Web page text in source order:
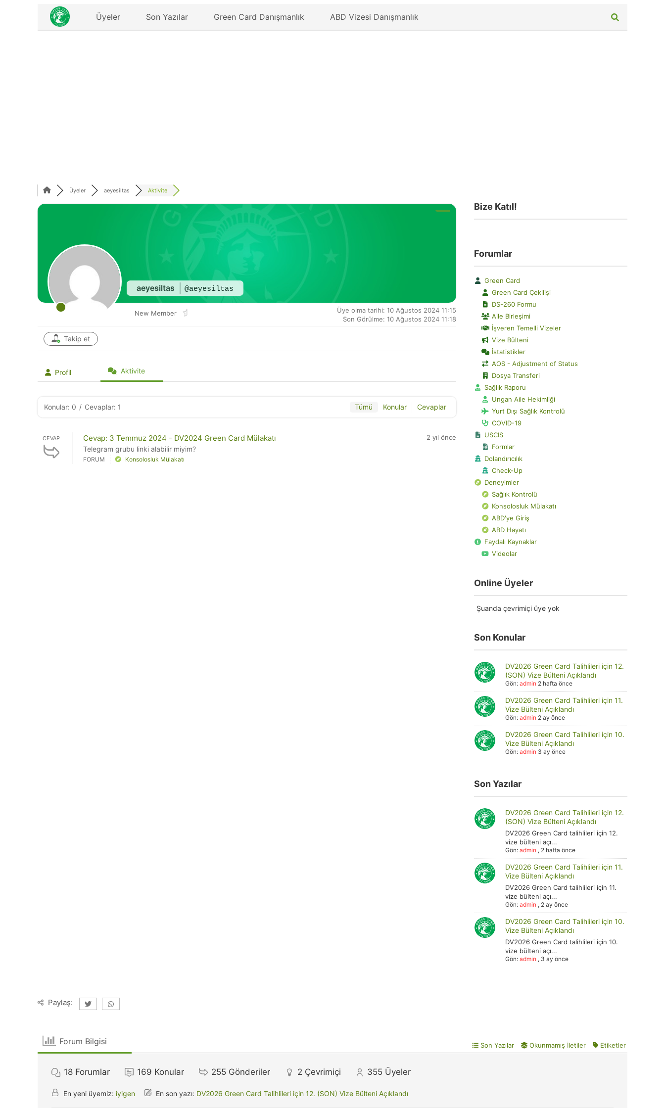
Üyeler Son Yazılar Green Card Danışmanlık ABD Vizesi Danışmanlık
Üyeler aeyesiltas Aktivite
aeyesiltas @aeyesiltas
New Member
Üye olma tarihi: 10 Ağustos 2024 11:15
Son Görülme: 10 Ağustos 2024 11:18
Takip et
Profil Aktivite
Konular: 0 / Cevaplar: 1 Tümü Konular Cevaplar
CEVAP Cevap: 3 Temmuz 2024 - DV2024 Green Card Mülakatı
Telegram grubu linki alabilir miyim?
2 yıl önce
FORUM Konsolosluk Mülakatı
Bize Katıl!
Forumlar
Green Card
Green Card Çekilişi
DS-260 Formu
Aile Birleşimi
İşveren Temelli Vizeler
Vize Bülteni
İstatistikler
AOS - Adjustment of Status
Dosya Transferi
Sağlık Raporu
Ungan Aile Hekimliği
Yurt Dışı Sağlık Kontrolü
COVID-19
USCIS
Formlar
Dolandırıcılık
Check-Up
Deneyimler
Sağlık Kontrolü
Konsolosluk Mülakatı
ABD'ye Giriş
ABD Hayatı
Faydalı Kaynaklar
Videolar
Online Üyeler
Şuanda çevrimiçi üye yok
Son Konular
DV2026 Green Card Talihlileri için 12.
(SON) Vize Bülteni Açıklandı
Gön: admin 2 hafta önce
DV2026 Green Card Talihlileri için 11.
Vize Bülteni Açıklandı
Gön: admin 2 ay önce
DV2026 Green Card Talihlileri için 10.
Vize Bülteni Açıklandı
Gön: admin 3 ay önce
Son Yazılar
DV2026 Green Card Talihlileri için 12.
(SON) Vize Bülteni Açıklandı
DV2026 Green Card talihlileri için 12.
vize bülteni açı...
Gön: admin , 2 hafta önce
DV2026 Green Card Talihlileri için 11.
Vize Bülteni Açıklandı
DV2026 Green Card talihlileri için 11.
vize bülteni açı...
Gön: admin , 2 ay önce
DV2026 Green Card Talihlileri için 10.
Vize Bülteni Açıklandı
DV2026 Green Card talihlileri için 10.
vize bülteni açı...
Gön: admin , 3 ay önce
Paylaş:
Forum Bilgisi Son Yazılar Okunmamış İletiler Etiketler
18 Forumlar 169 Konular 255 Gönderiler 2 Çevrimiçi 355 Üyeler
En yeni üyemiz: iyigen En son yazı: DV2026 Green Card Talihlileri için 12. (SON) Vize Bülteni Açıklandı